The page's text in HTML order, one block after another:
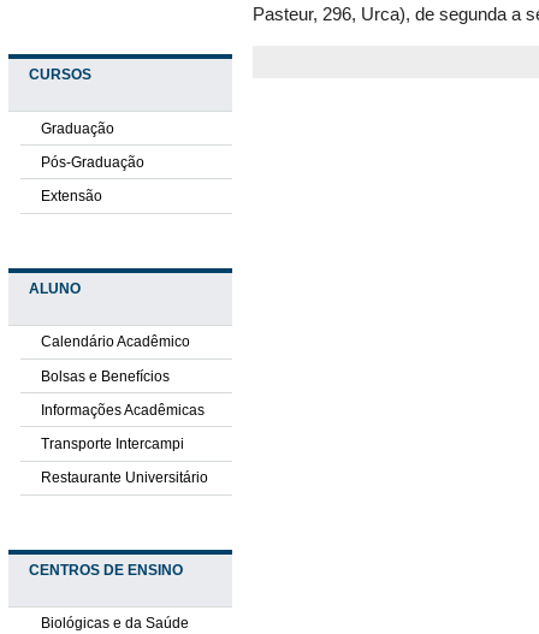
CURSOS
Graduação
Pós-Graduação
Extensão
ALUNO
Calendário Acadêmico
Bolsas e Benefícios
Informações Acadêmicas
Transporte Intercampi
Restaurante Universitário
CENTROS DE ENSINO
Biológicas e da Saúde
Pasteur, 296, Urca), de segunda a